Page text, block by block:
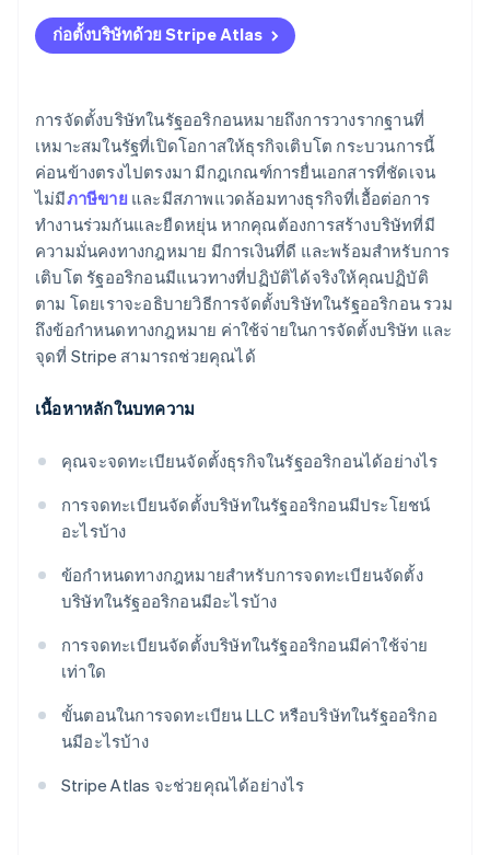
เลขทะเบียนธุรกิจ (ฺBIN)
ค่าธรรมเนียมรายงานประจำปี
ตรวจสอบความพร้อมใช้งานของชื่อ
แต่งตั้งตัวแทนที่จดทะเบียน
ยื่นหนังสือสำคัญของคุณ
สร้างเอกสารกํากับดูแล
ลงทะเบียนภาษีและใบอนุญาตของรัฐ
ยื่นรายงานประจำปี
การสมัครใช้งาน Atlas
การรับชำระเงินและการธนาคารก่อนที่จะได้รับ EIN ของ
การซื้อหุ้นของผู้ก่อตั้งแบบไร้เงินสด
การยื่นเอกสารการเลือกสถานะภาษี 83(b) อัตโนมัติ
เอกสารทางกฎหมายของบริษัทระดับโลก
Stripe Payments ฟรีหนึ่งปี พร้อมเครดิตและส่วนลด
สำหรับพาร์ทเนอร์มูลค่า 50,000 ดอลลาร์
ก่อตั้งบริษัทด้วย Stripe Atlas
การจัดตั้งบริษัทในรัฐออริกอนหมายถึงการวางรากฐานที่
เหมาะสมในรัฐที่เปิดโอกาสให้ธุรกิจเติบโต กระบวนการนี้
ค่อนข้างตรงไปตรงมา มีกฎเกณฑ์การยื่นเอกสารที่ชัดเจน
ไม่มีภาษีขาย และมีสภาพแวดล้อมทางธุรกิจที่เอื้อต่อการ
ทำงานร่วมกันและยืดหยุ่น หากคุณต้องการสร้างบริษัทที่มี
ความมั่นคงทางกฎหมาย มีการเงินที่ดี และพร้อมสำหรับการ
เติบโต รัฐออริกอนมีแนวทางที่ปฏิบัติได้จริงให้คุณปฏิบัติ
ตาม โดยเราจะอธิบายวิธีการจัดตั้งบริษัทในรัฐออริกอน รวม
ถึงข้อกำหนดทางกฎหมาย ค่าใช้จ่ายในการจัดตั้งบริษัท และ
จุดที่ Stripe สามารถช่วยคุณได้
เนื้อหาหลักในบทความ
คุณจะจดทะเบียนจัดตั้งธุรกิจในรัฐออริกอนได้อย่างไร
การจดทะเบียนจัดตั้งบริษัทในรัฐออริกอนมีประโยชน์
อะไรบ้าง
ข้อกำหนดทางกฎหมายสำหรับการจดทะเบียนจัดตั้ง
บริษัทในรัฐออริกอนมีอะไรบ้าง
การจดทะเบียนจัดตั้งบริษัทในรัฐออริกอนมีค่าใช้จ่าย
เท่าใด
ขั้นตอนในการจดทะเบียน LLC หรือบริษัทในรัฐออริกอ
นมีอะไรบ้าง
Stripe Atlas จะช่วยคุณได้อย่างไร